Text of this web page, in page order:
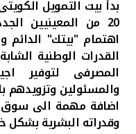
ألمانيا
ماليزيا
تركيا
بدأ بيت التمويل
20 من المعينيين
اهتمام "بيتك"
القدرات الوطنية
المصرفى لتوفير
والمسئولين وتزويدهم
اضافة مهمة الى سوق
وقدراته البشرية